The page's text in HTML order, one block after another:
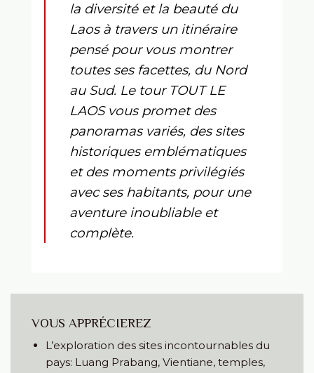
la diversité et la beauté du
Laosà travers un itinéraire
pensé pour vous montrer
toutes ses facettes, du Nord
au Sud. Le tour TOUT LE
LAOSvous promet des
panoramas variés, des sites
historiques emblématiques
et des moments privilégiés
avec ses habitants, pour une
aventure inoubliable et
complète.
VOUS APPRÉCIEREZ
L’exploration des sites incontournables du
pays: Luang Prabang, Vientiane, temples,